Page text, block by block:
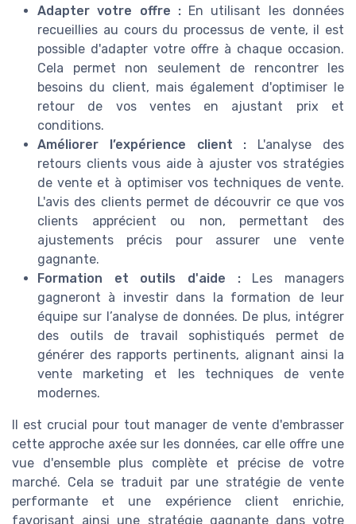
Adapter votre offre :En utilisant les données
recueillies au cours du processus de vente, il est
possible d'adapter votre offre à chaque occasion.
Cela permet non seulement de rencontrer les
besoins du client, mais également d'optimiser le
retour de vos ventes en ajustant prix et
conditions.
Améliorer l’expérience client : L'analyse des
retours clients vous aide à ajuster vos stratégies
de vente et à optimiser vos techniques de vente.
L'avis des clients permet de découvrir ce que vos
clients apprécient ou non, permettant des
ajustements précis pour assurer une vente
gagnante.
Formation et outils d'aide :Les managers
gagneront à investir dans la formation de leur
équipe sur l’analyse de données. De plus, intégrer
des outils de travail sophistiqués permet de
générer des rapports pertinents, alignant ainsi la
vente marketing et les techniques de vente
modernes.
Il est crucial pour tout manager de vente d'embrasser
cette approche axée sur les données, car elle offre une
vue d'ensemble plus complète et précise de votre
marché. Cela se traduit par une stratégie de vente
performante et une expérience client enrichie,
favorisant ainsi une stratégie gagnante dans votre